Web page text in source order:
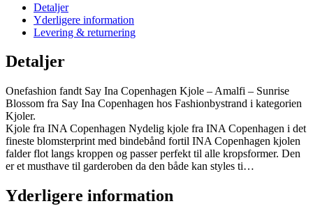
Detaljer
Yderligere information
Levering & returnering
Detaljer
Onefashion fandt Say Ina Copenhagen Kjole – Amalfi – Sunrise
Blossom fra Say Ina Copenhagen hos Fashionbystrand i kategorien
Kjoler.
Kjole fra INA Copenhagen Nydelig kjole fra INA Copenhagen i det
fineste blomsterprint med bindebånd fortil INA Copenhagen kjolen
falder flot langs kroppen og passer perfekt til alle kropsformer. Den
er et musthave til garderoben da den både kan styles ti…
Yderligere information